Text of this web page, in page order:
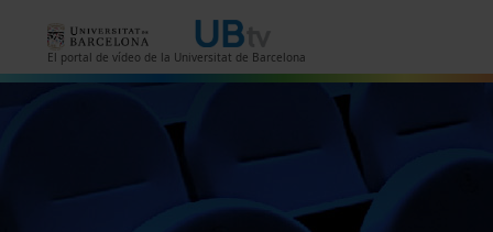
El portal de vídeo de la Universitat de Barcelona